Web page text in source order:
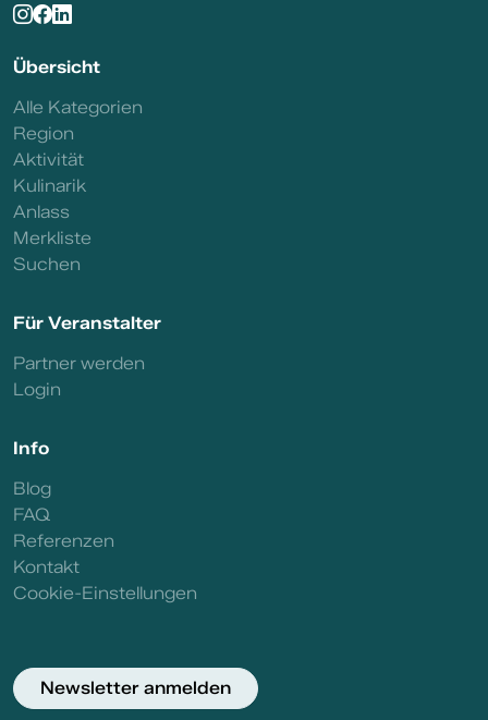
Übersicht
Alle Kategorien
Region
Aktivität
Kulinarik
Anlass
Merkliste
Suchen
Für Veranstalter
Partner werden
Login
Info
Blog
FAQ
Referenzen
Kontakt
Cookie-Einstellungen
Newsletter anmelden